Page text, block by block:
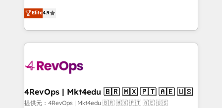
and service to drive sustainable growth With 6 key
HubSpot accreditations and experience across
teams has worked with clients just like you Let’s
explore whether S2 is the partner you’ve been
looking for...and get your next big initiative moving!
Hire an agency that's experienced in every inch of
HubSpot and willing to work hand-in-hand with your
team to simplify the complex and build a better
experience for your team and customers.
Elite4.9
4RevOps | Mkt4edu 🇧🇷 🇲🇽 🇵🇹 🇦🇪 🇺🇸
提供元：4RevOps | Mkt4edu 🇧🇷 🇲🇽 🇵🇹 🇦🇪 🇺🇸